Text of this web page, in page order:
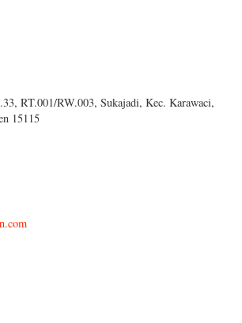
RT.001/RW.003, Sukajadi, Kec. Karawaci,
15115